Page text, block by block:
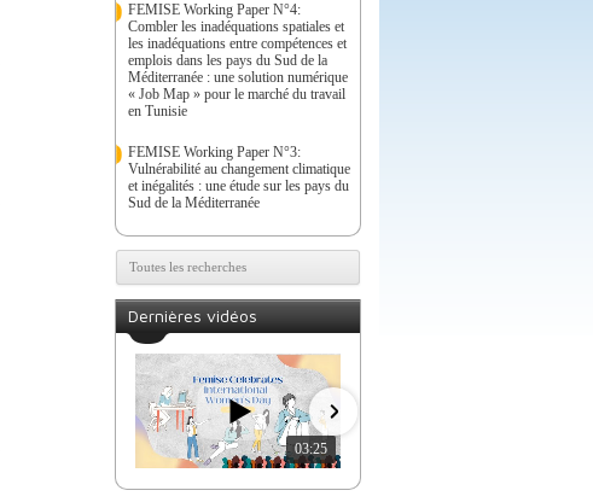
FEMISE Working Paper N°4:
Combler les inadéquations spatiales et
les inadéquations entre compétences et
emplois dans les pays du Sud de la
Méditerranée : une solution numérique
« Job Map » pour le marché du travail
en Tunisie
FEMISE Working Paper N°3:
Vulnérabilité au changement climatique
et inégalités : une étude sur les pays du
Sud de la Méditerranée
Toutes les recherches
Dernières vidéos
03:25